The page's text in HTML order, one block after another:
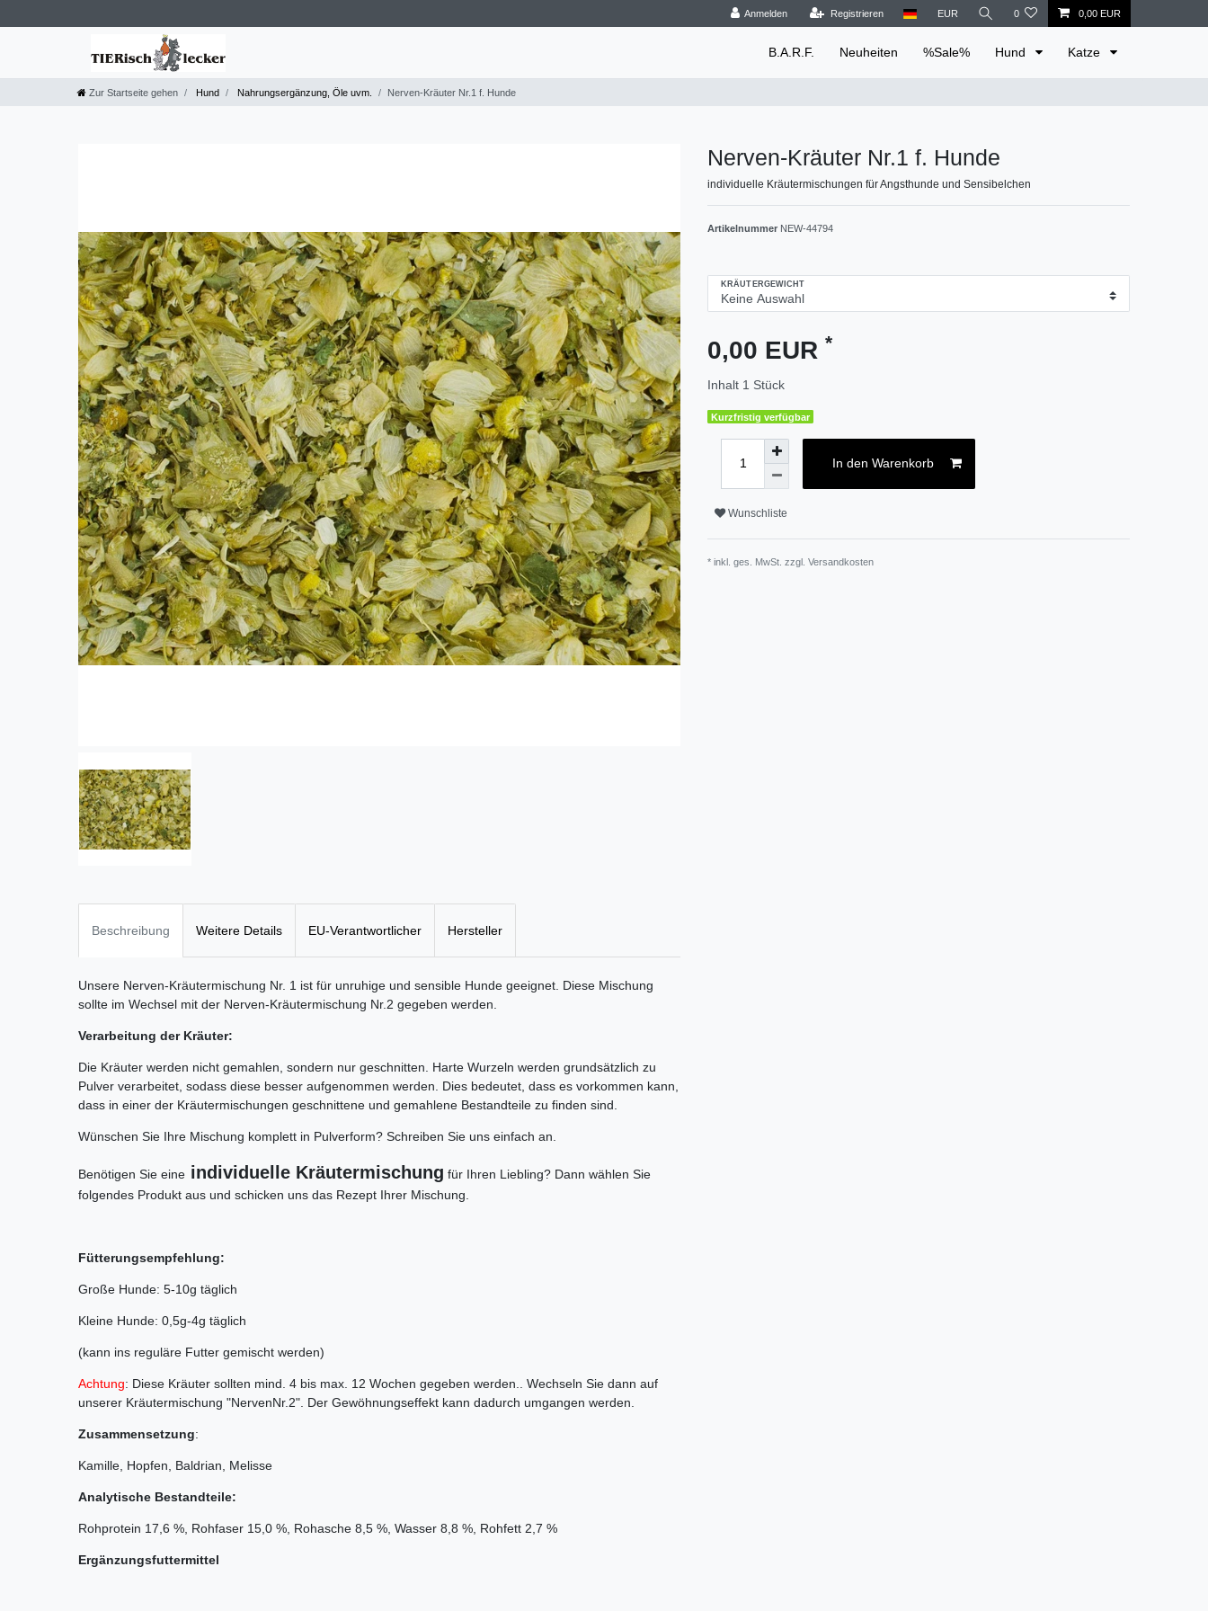
Anmelden Registrieren EUR 0 0,00 EUR
B.A.R.F. Neuheiten %Sale% Hund Katze
Zur Startseite gehen Hund Nahrungsergänzung, Öle uvm. Nerven-Kräuter Nr.1 f. Hunde
Nerven-Kräuter Nr.1 f. Hunde
individuelle Kräutermischungen für Angsthunde und Sensibelchen
Artikelnummer NEW-44794
KRÄUTERGEWICHT
0,00 EUR *
Inhalt 1 Stück
Kurzfristig verfügbar
In den Warenkorb
Wunschliste
* inkl. ges. MwSt. zzgl. Versandkosten
Beschreibung Weitere Details EU-Verantwortlicher Hersteller
Unsere Nerven-Kräutermischung Nr. 1 ist für unruhige und sensible Hunde geeignet. Diese Mischung
sollte im Wechsel mit der Nerven-Kräutermischung Nr.2 gegeben werden.
Verarbeitung der Kräuter:
Die Kräuter werden nicht gemahlen, sondern nur geschnitten. Harte Wurzeln werden grundsätzlich zu
Pulver verarbeitet, sodass diese besser aufgenommen werden. Dies bedeutet, dass es vorkommen kann,
dass in einer der Kräutermischungen geschnittene und gemahlene Bestandteile zu finden sind.
Wünschen Sie Ihre Mischung komplett in Pulverform? Schreiben Sie uns einfach an.
Benötigen Sie eine individuelle Kräutermischung für Ihren Liebling? Dann wählen Sie
folgendes Produkt aus und schicken uns das Rezept Ihrer Mischung.
Fütterungsempfehlung:
Große Hunde: 5-10g täglich
Kleine Hunde: 0,5g-4g täglich
(kann ins reguläre Futter gemischt werden)
Achtung: Diese Kräuter sollten mind. 4 bis max. 12 Wochen gegeben werden.. Wechseln Sie dann auf
unserer Kräutermischung "NervenNr.2". Der Gewöhnungseffekt kann dadurch umgangen werden.
Zusammensetzung:
Kamille, Hopfen, Baldrian, Melisse
Analytische Bestandteile:
Rohprotein 17,6 %, Rohfaser 15,0 %, Rohasche 8,5 %, Wasser 8,8 %, Rohfett 2,7 %
Ergänzungsfuttermittel